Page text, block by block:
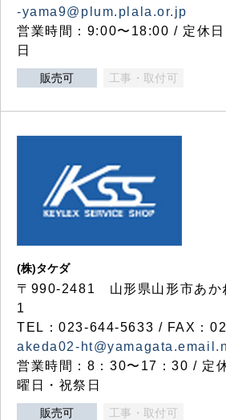
-yama9@plum.plala.or.jp
営業時間：9:00〜18:00 / 定休日
日
販売可 工事・取付可
(株)タケダ
〒990-2481 山形県山形市あか
1
TEL：023-644-5633 / FAX：
akeda02-
営業時間：8：30〜17：30 / 定
曜日・祝祭日
販売可 工事・取付可